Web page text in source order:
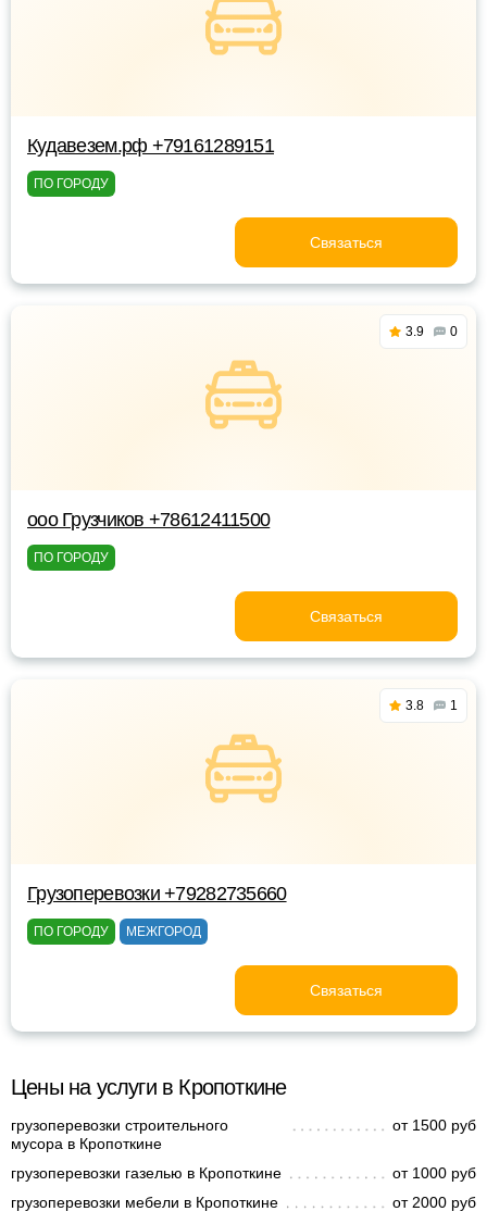
Кудавезем.рф +79161289151
ПО ГОРОДУ
Связаться
3.9 0
ооо Грузчиков +78612411500
ПО ГОРОДУ
Связаться
3.8 1
Грузоперевозки +79282735660
ПО ГОРОДУ МЕЖГОРОД
Связаться
Цены на услуги в Кропоткине
грузоперевозки строительного
мусора в Кропоткине
от 1500 руб
грузоперевозки газелью в Кропоткине
от 1000 руб
грузоперевозки мебели в Кропоткине
от 2000 руб